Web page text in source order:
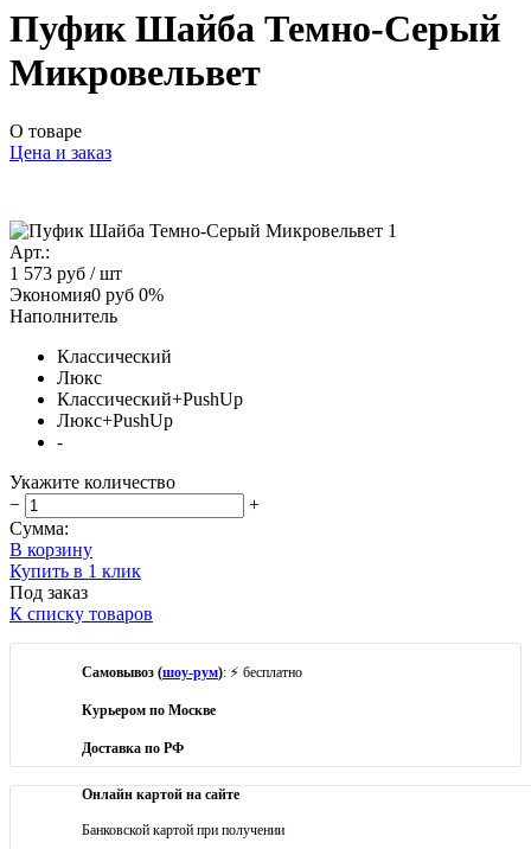
Пуфик Шайба Темно-Серый
Микровельвет
О товаре
Цена и заказ
Арт.:
1 573 руб / шт
Экономия0 руб 0%
Наполнитель
Классический
Люкс
Классический+PushUp
Люкс+PushUp
-
Укажите количество
−
+
Сумма:
В корзину
Купить в 1 клик
Под заказ
К списку товаров
Самовывоз (шоу-рум): ⚡ бесплатно
Курьером по Москве
Доставка по РФ
Онлайн картой на сайте
Банковской картой при получении